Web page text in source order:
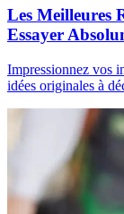
Les Meilleures
Essayer
Impressionnez vos
idées originales à